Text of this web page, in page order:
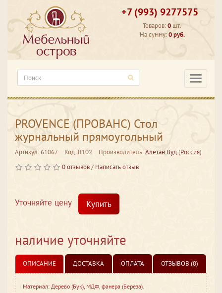
+7 (993) 9277575
Товаров:0 шт.
На сумму:0 руб.
PROVENCE (ПРОВАНС) Стол
журнальный прямоугольный
Артикул: 61067 Код: В102 Производитель:Алетан Вуд(Россия)
0 отзывов/ Написать отзыв
Уточняйте цену Купить
наличие уточняйте
ОПИСАНИЕ ДОСТАВКА ОПЛАТА ОТЗЫВОВ (0)
Материал: Дерево (Бук), МДФ, фанера (Береза).